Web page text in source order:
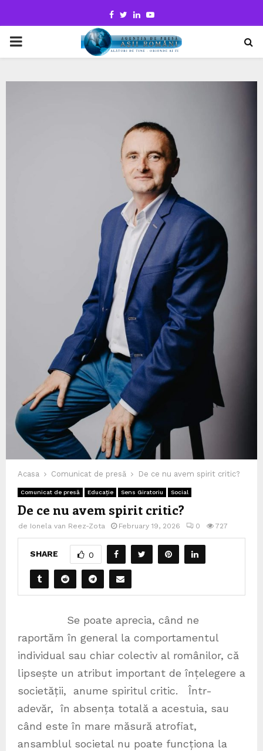
Facebook
TwitterLinkedinYoutube
PRIMARY
Acasa Comunicat de presă De ce nu avem spirit critic?
Comunicat de presă Educație Sens Giratoriu Social
De ce nu avem spirit critic?
de Ionela van Reez-Zota February 19, 2026 0 727
SHARE 0
Se poate aprecia, când ne
raportăm în general la comportamentul
individual sau chiar colectiv al românilor, că
lipsește un atribut important de înțelegere a
societății, anume spiritul critic. Într-
adevăr, în absența totală a acestuia, sau
când este în mare măsură atrofiat,
ansamblul societal nu poate funcționa la